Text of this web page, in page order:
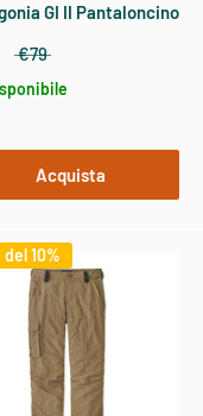
GI II Pantaloncino
€79
Acquista
10%